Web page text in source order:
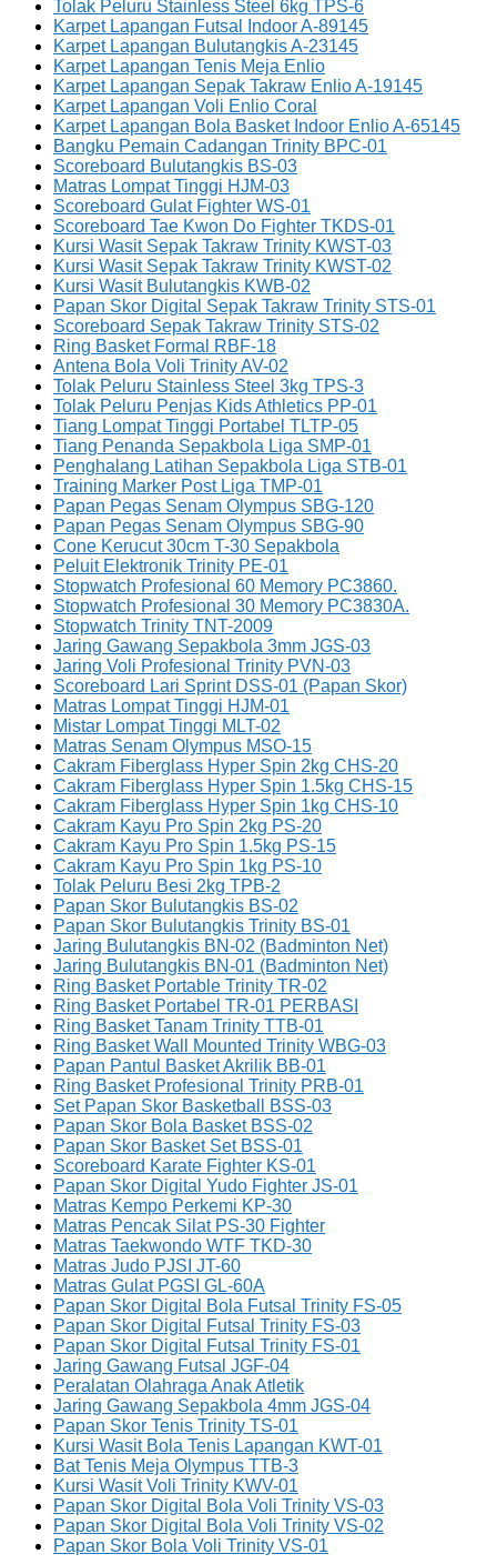
Tolak Peluru Stainless Steel 6kg TPS-6
Karpet Lapangan Futsal Indoor A-89145
Karpet Lapangan Bulutangkis A-23145
Karpet Lapangan Tenis Meja Enlio
Karpet Lapangan Sepak Takraw Enlio A-19145
Karpet Lapangan Voli Enlio Coral
Karpet Lapangan Bola Basket Indoor Enlio A-65145
Bangku Pemain Cadangan Trinity BPC-01
Scoreboard Bulutangkis BS-03
Matras Lompat Tinggi HJM-03
Scoreboard Gulat Fighter WS-01
Scoreboard Tae Kwon Do Fighter TKDS-01
Kursi Wasit Sepak Takraw Trinity KWST-03
Kursi Wasit Sepak Takraw Trinity KWST-02
Kursi Wasit Bulutangkis KWB-02
Papan Skor Digital Sepak Takraw Trinity STS-01
Scoreboard Sepak Takraw Trinity STS-02
Ring Basket Formal RBF-18
Antena Bola Voli Trinity AV-02
Tolak Peluru Stainless Steel 3kg TPS-3
Tolak Peluru Penjas Kids Athletics PP-01
Tiang Lompat Tinggi Portabel TLTP-05
Tiang Penanda Sepakbola Liga SMP-01
Penghalang Latihan Sepakbola Liga STB-01
Training Marker Post Liga TMP-01
Papan Pegas Senam Olympus SBG-120
Papan Pegas Senam Olympus SBG-90
Cone Kerucut 30cm T-30 Sepakbola
Peluit Elektronik Trinity PE-01
Stopwatch Profesional 60 Memory PC3860.
Stopwatch Profesional 30 Memory PC3830A.
Stopwatch Trinity TNT-2009
Jaring Gawang Sepakbola 3mm JGS-03
Jaring Voli Profesional Trinity PVN-03
Scoreboard Lari Sprint DSS-01 (Papan Skor)
Matras Lompat Tinggi HJM-01
Mistar Lompat Tinggi MLT-02
Matras Senam Olympus MSO-15
Cakram Fiberglass Hyper Spin 2kg CHS-20
Cakram Fiberglass Hyper Spin 1.5kg CHS-15
Cakram Fiberglass Hyper Spin 1kg CHS-10
Cakram Kayu Pro Spin 2kg PS-20
Cakram Kayu Pro Spin 1.5kg PS-15
Cakram Kayu Pro Spin 1kg PS-10
Tolak Peluru Besi 2kg TPB-2
Papan Skor Bulutangkis BS-02
Papan Skor Bulutangkis Trinity BS-01
Jaring Bulutangkis BN-02 (Badminton Net)
Jaring Bulutangkis BN-01 (Badminton Net)
Ring Basket Portable Trinity TR-02
Ring Basket Portabel TR-01 PERBASI
Ring Basket Tanam Trinity TTB-01
Ring Basket Wall Mounted Trinity WBG-03
Papan Pantul Basket Akrilik BB-01
Ring Basket Profesional Trinity PRB-01
Set Papan Skor Basketball BSS-03
Papan Skor Bola Basket BSS-02
Papan Skor Basket Set BSS-01
Scoreboard Karate Fighter KS-01
Papan Skor Digital Yudo Fighter JS-01
Matras Kempo Perkemi KP-30
Matras Pencak Silat PS-30 Fighter
Matras Taekwondo WTF TKD-30
Matras Judo PJSI JT-60
Matras Gulat PGSI GL-60A
Papan Skor Digital Bola Futsal Trinity FS-05
Papan Skor Digital Futsal Trinity FS-03
Papan Skor Digital Futsal Trinity FS-01
Jaring Gawang Futsal JGF-04
Peralatan Olahraga Anak Atletik
Jaring Gawang Sepakbola 4mm JGS-04
Papan Skor Tenis Trinity TS-01
Kursi Wasit Bola Tenis Lapangan KWT-01
Bat Tenis Meja Olympus TTB-3
Kursi Wasit Voli Trinity KWV-01
Papan Skor Digital Bola Voli Trinity VS-03
Papan Skor Digital Bola Voli Trinity VS-02
Papan Skor Bola Voli Trinity VS-01